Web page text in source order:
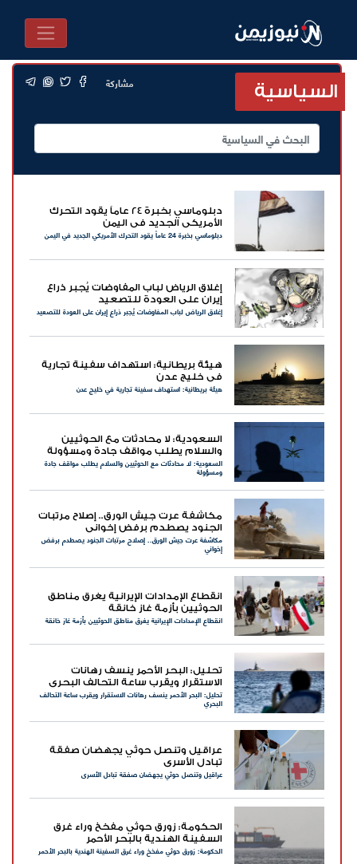
السياسية مشاركة
دبلوماسي بخبرة 24 عاماً يقود التحرك
الأمريكي الجديد في اليمن
دبلوماسي بخبرة 24 عاماً يقود التحرك الأمريكي الجديد في اليمن
إغلاق الرياض لباب المفاوضات يُجبر ذراع
إيران على العودة للتصعيد
إغلاق الرياض لباب المفاوضات يُجبر ذراع إيران على العودة للتصعيد
هيئة بريطانية: استهداف سفينة تجارية
في خليج عدن
هيئة بريطانية: استهداف سفينة تجارية في خليج عدن
السعودية: لا محادثات مع الحوثيين
والسلام يطلب مواقف جادة ومسؤولة
السعودية: لا محادثات مع الحوثيين والسلام يطلب مواقف جادة
ومسؤولة
مكاشفة عرت جيش الورق.. إصلاح مرتبات
الجنود يصطدم برفض إخواني
مكاشفة عرت جيش الورق.. إصلاح مرتبات الجنود يصطدم برفض
إخواني
انقطاع الإمدادات الإيرانية يغرق مناطق
الحوثيين بأزمة غاز خانقة
انقطاع الإمدادات الإيرانية يغرق مناطق الحوثيين بأزمة غاز خانقة
تحليل: البحر الأحمر ينسف رهانات
الاستقرار ويقرب ساعة التحالف البحري
تحليل: البحر الأحمر ينسف رهانات الاستقرار ويقرب ساعة التحالف
البحري
عراقيل وتنصل حوثي يجهضان صفقة
تبادل الأسرى
عراقيل وتنصل حوثي يجهضان صفقة تبادل الأسرى
الحكومة: زورق حوثي مفخخ وراء غرق
السفينة الهندية بالبحر الأحمر
الحكومة: زورق حوثي مفخخ وراء غرق السفينة الهندية بالبحر الأحمر